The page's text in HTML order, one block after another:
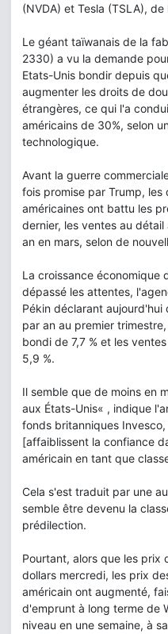
(NVDA) et Tesla (TSLA),
Le géant taïwanais de la
2330) a vu la demande
Etats-Unis bondir depuis
augmenter les droits de
étrangères, ce qui l'a
américains de 30%, selon
technologique.
Avant la guerre
fois promise par Trump,
américaines ont battu les
dernier, les ventes au
an en mars, selon de
La croissance économique
dépassé les attentes,
Pékin déclarant aujourd'hui
par an au premier
bondi de 7,7 % et les
5,9 %.
Il semble que de moins en
aux États-Unis« , indique
fonds britanniques
[affaiblissent la confiance
américain en tant que
Cela s'est traduit par une
semble être devenu la
prédilection.
Pourtant, alors que les prix
dollars mercredi, les prix
américain ont augmenté,
d'emprunt à long terme de
niveau en une semaine, à